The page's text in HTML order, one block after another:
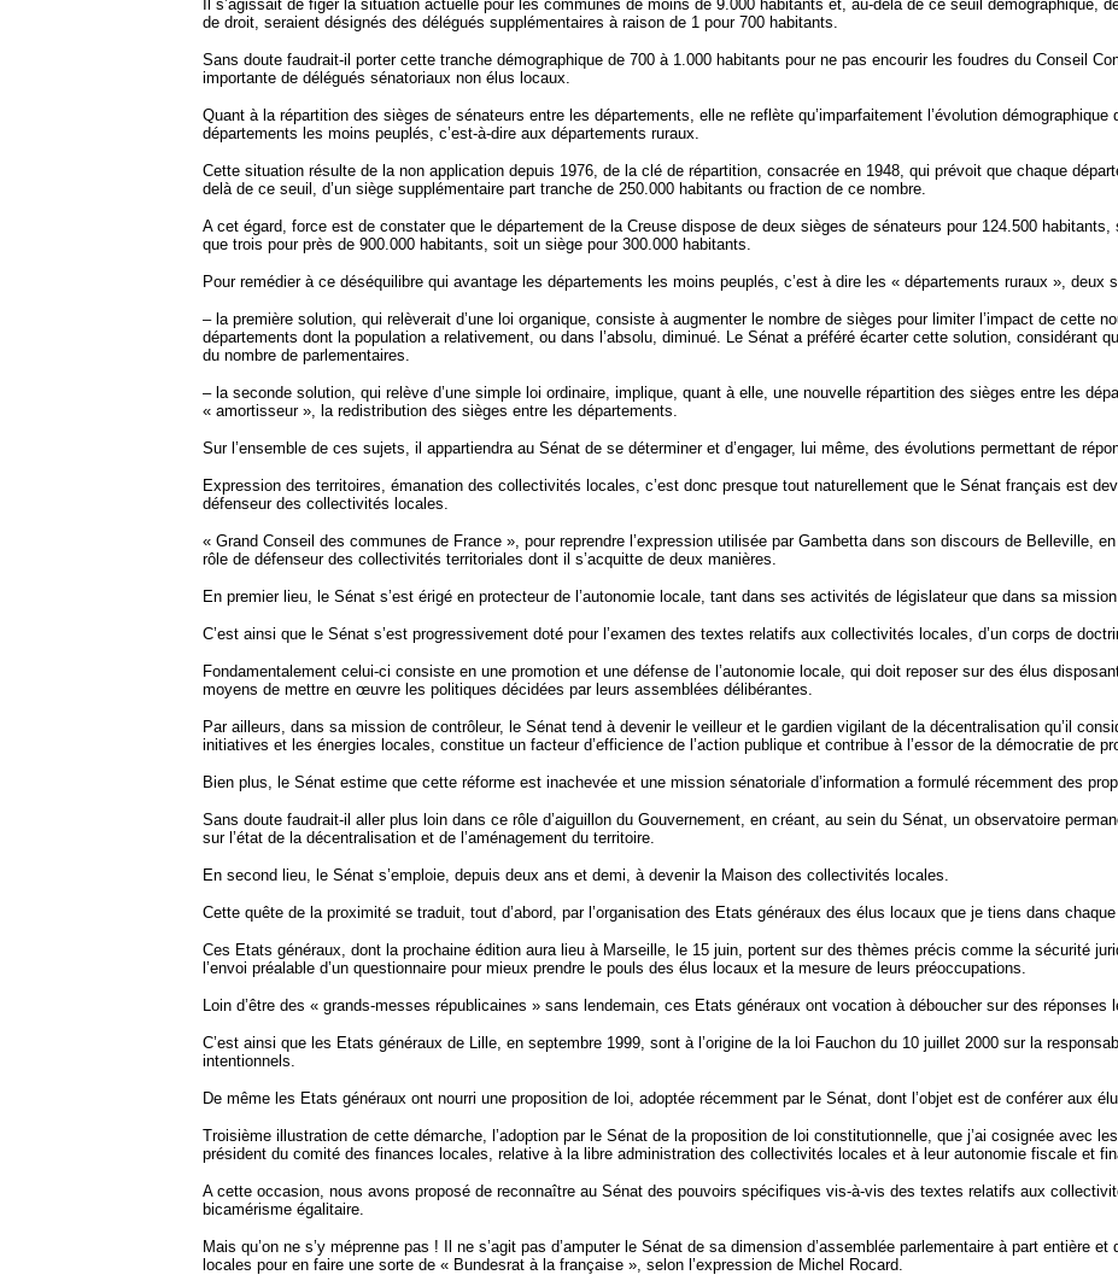
Il s’agissait de figer la situation actuelle pour les communes de moins de 9.000 habitants et, au-delà de ce seuil démographique,
de droit, seraient désignés des délégués supplémentaires à raison de 1 pour 700 habitants.
Sans doute faudrait-il porter cette tranche démographique de 700 à 1.000 habitants pour ne pas encourir les foudres du Conseil
importante de délégués sénatoriaux non élus locaux.
Quant à la répartition des sièges de sénateurs entre les départements, elle ne reflète qu’imparfaitement l’évolution
départements les moins peuplés, c’est-à-dire aux départements ruraux.
Cette situation résulte de la non application depuis 1976, de la clé de répartition, consacrée en 1948, qui prévoit que chaque
delà de ce seuil, d’un siège supplémentaire part tranche de 250.000 habitants ou fraction de ce nombre.
A cet égard, force est de constater que le département de la Creuse dispose de deux sièges de sénateurs pour 124.500
que trois pour près de 900.000 habitants, soit un siège pour 300.000 habitants.
Pour remédier à ce déséquilibre qui avantage les départements les moins peuplés, c’est à dire les « départements ruraux », deux
– la première solution, qui relèverait d’une loi organique, consiste à augmenter le nombre de sièges pour limiter l’impact de cette
départements dont la population a relativement, ou dans l’absolu, diminué. Le Sénat a préféré écarter cette solution, considérant
du nombre de parlementaires.
– la seconde solution, qui relève d’une simple loi ordinaire, implique, quant à elle, une nouvelle répartition des sièges entre les
« amortisseur », la redistribution des sièges entre les départements.
Sur l’ensemble de ces sujets, il appartiendra au Sénat de se déterminer et d’engager, lui même, des évolutions permettant de
Expression des territoires, émanation des collectivités locales, c’est donc presque tout naturellement que le Sénat français est
défenseur des collectivités locales.
« Grand Conseil des communes de France », pour reprendre l’expression utilisée par Gambetta dans son discours de Belleville,
rôle de défenseur des collectivités territoriales dont il s’acquitte de deux manières.
En premier lieu, le Sénat s’est érigé en protecteur de l’autonomie locale, tant dans ses activités de législateur que dans sa
C’est ainsi que le Sénat s’est progressivement doté pour l’examen des textes relatifs aux collectivités locales, d’un corps de
Fondamentalement celui-ci consiste en une promotion et une défense de l’autonomie locale, qui doit reposer sur des élus
moyens de mettre en œuvre les politiques décidées par leurs assemblées délibérantes.
Par ailleurs, dans sa mission de contrôleur, le Sénat tend à devenir le veilleur et le gardien vigilant de la décentralisation qu’il
initiatives et les énergies locales, constitue un facteur d’efficience de l’action publique et contribue à l’essor de la démocratie de
Bien plus, le Sénat estime que cette réforme est inachevée et une mission sénatoriale d’information a formulé récemment des
Sans doute faudrait-il aller plus loin dans ce rôle d’aiguillon du Gouvernement, en créant, au sein du Sénat, un observatoire
sur l’état de la décentralisation et de l’aménagement du territoire.
En second lieu, le Sénat s’emploie, depuis deux ans et demi, à devenir la Maison des collectivités locales.
Cette quête de la proximité se traduit, tout d’abord, par l’organisation des Etats généraux des élus locaux que je tiens dans chaque
Ces Etats généraux, dont la prochaine édition aura lieu à Marseille, le 15 juin, portent sur des thèmes précis comme la sécurité
l’envoi préalable d’un questionnaire pour mieux prendre le pouls des élus locaux et la mesure de leurs préoccupations.
Loin d’être des « grands-messes républicaines » sans lendemain, ces Etats généraux ont vocation à déboucher sur des réponses
C’est ainsi que les Etats généraux de Lille, en septembre 1999, sont à l’origine de la loi Fauchon du 10 juillet 2000 sur la
intentionnels.
De même les Etats généraux ont nourri une proposition de loi, adoptée récemment par le Sénat, dont l’objet est de conférer aux
Troisième illustration de cette démarche, l’adoption par le Sénat de la proposition de loi constitutionnelle, que j’ai cosignée avec
président du comité des finances locales, relative à la libre administration des collectivités locales et à leur autonomie fiscale et
A cette occasion, nous avons proposé de reconnaître au Sénat des pouvoirs spécifiques vis-à-vis des textes relatifs aux
bicamérisme égalitaire.
Mais qu’on ne s’y méprenne pas ! Il ne s’agit pas d’amputer le Sénat de sa dimension d’assemblée parlementaire à part entière
locales pour en faire une sorte de « Bundesrat à la française », selon l’expression de Michel Rocard.